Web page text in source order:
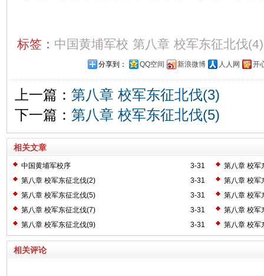
标签： 中国黄埔军校 第八章 校军东征北伐(4)
分享到： QQ空间 新浪微博 人人网 开
上一篇： 第八章 校军东征北伐(3)
下一篇： 第八章 校军东征北伐(5)
相关文章
3-31
中国黄埔军校序
第八章 校军
3-31
第八章 校军东征北伐(2)
第八章 校军
3-31
第八章 校军东征北伐(5)
第八章 校军
3-31
第八章 校军东征北伐(7)
第八章 校军
3-31
第八章 校军东征北伐(9) 第八章 校军
相关评论